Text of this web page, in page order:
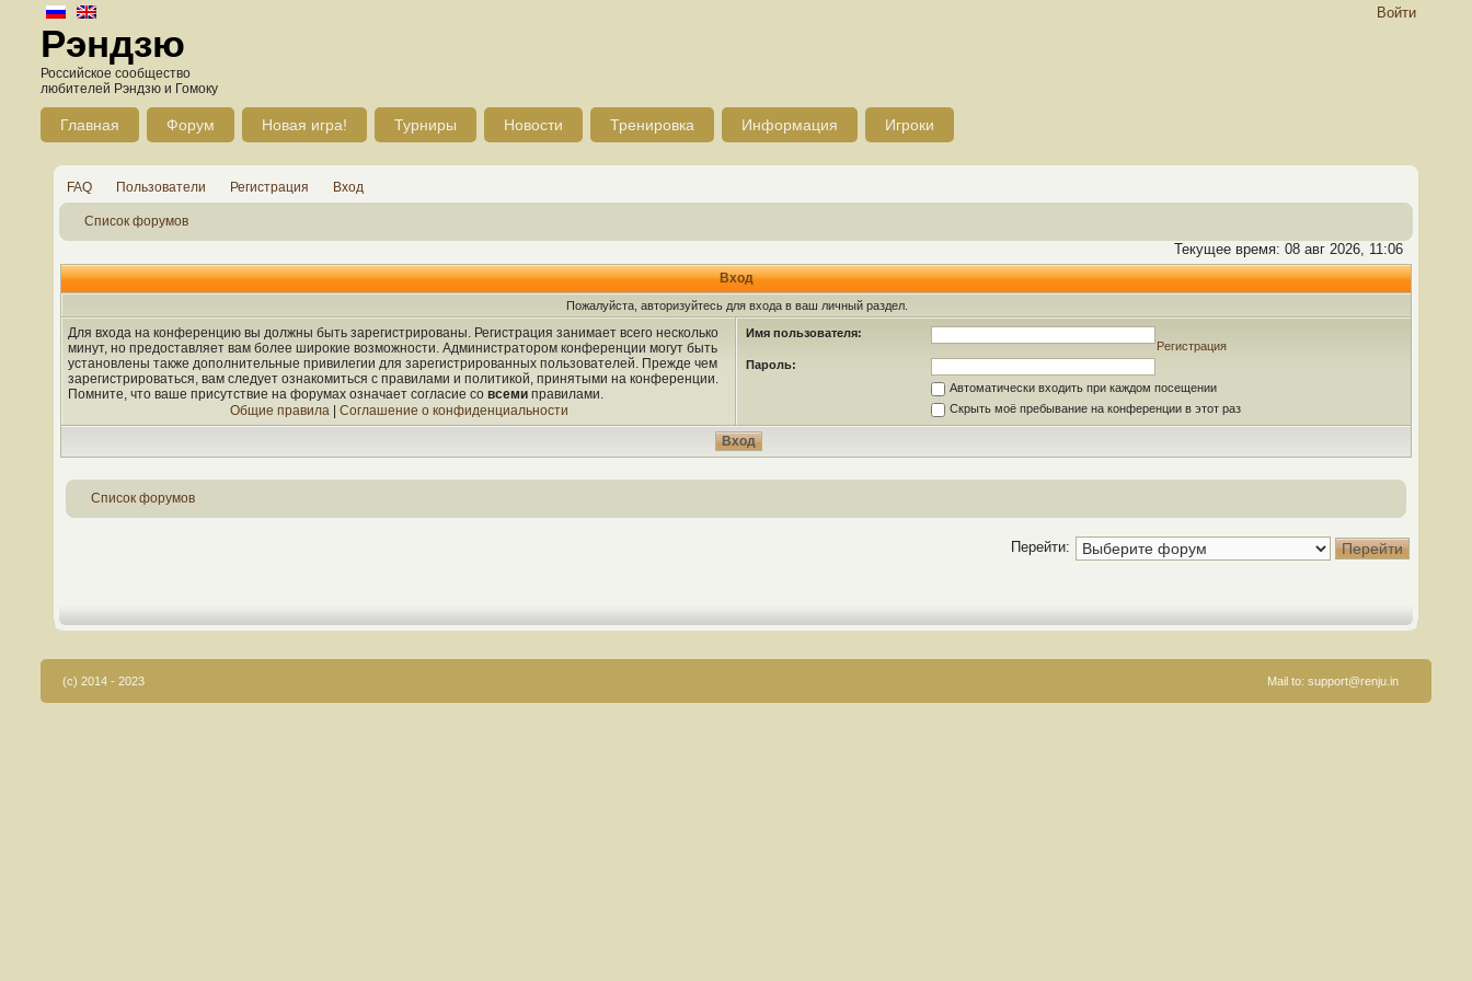
Войти
Рэндзю
Российское сообщество
любителей Рэндзю и Гомоку
Главная Форум Новая игра! Турниры Новости Тренировка Информация Игроки
FAQ Пользователи Регистрация Вход
Список форумов
Текущее время: 08 авг 2026, 11:06
Вход
Пожалуйста, авторизуйтесь для входа в ваш личный раздел.
Для входа на конференцию вы должны быть зарегистрированы. Регистрация занимает всего несколько
минут, но предоставляет вам более широкие возможности. Администратором конференции могут быть
установлены также дополнительные привилегии для зарегистрированных пользователей. Прежде чем
зарегистрироваться, вам следует ознакомиться с правилами и политикой, принятыми на конференции.
Помните, что ваше присутствие на форумах означает согласие со всеми правилами.
Общие правила| Соглашение о конфиденциальности
Имя пользователя:
Регистрация
Пароль:
Автоматически входить при каждом посещении
Скрыть моё пребывание на конференции в этот раз
Список форумов
Перейти:
(c) 2014 - 2023 Mail to: support@renju.in